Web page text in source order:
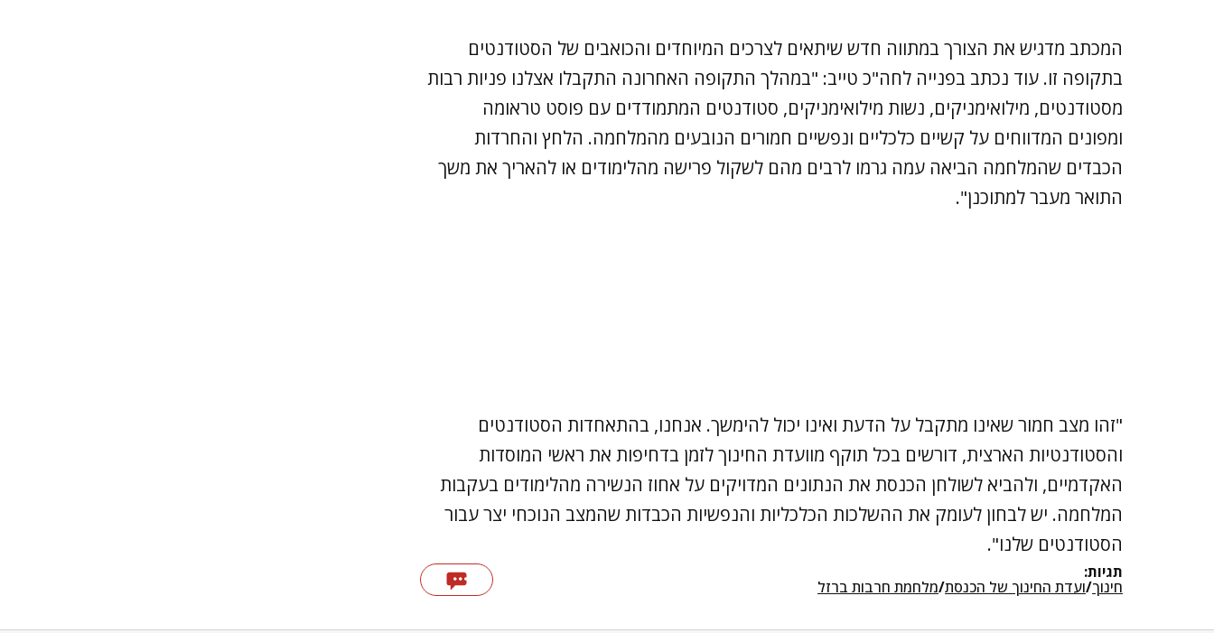
המכתב מדגיש את הצורך במתווה חדש שיתאים לצרכים המיוחדים והכואבים של הסטודנטים
בתקופה זו. עוד נכתב בפנייה לחה"כ טייב: "במהלך התקופה האחרונה התקבלו אצלנו פניות רבות
מסטודנטים, מילואימניקים, נשות מילואימניקים, סטודנטים המתמודדים עם פוסט טראומה
ומפונים המדווחים על קשיים כלכליים ונפשיים חמורים הנובעים מהמלחמה. הלחץ והחרדות
הכבדים שהמלחמה הביאה עמה גרמו לרבים מהם לשקול פרישה מהלימודים או להאריך את משך
התואר מעבר למתוכנן".
"זהו מצב חמור שאינו מתקבל על הדעת ואינו יכול להימשך. אנחנו, בהתאחדות הסטודנטים
והסטודנטיות הארצית, דורשים בכל תוקף מוועדת החינוך לזמן בדחיפות את ראשי המוסדות
האקדמיים, ולהביא לשולחן הכנסת את הנתונים המדויקים על אחוז הנשירה מהלימודים בעקבות
המלחמה. יש לבחון לעומק את ההשלכות הכלכליות והנפשיות הכבדות שהמצב הנוכחי יצר עבור
הסטודנטים שלנו".
תגיות:
חינוך/ועדת החינוך של הכנסת/מלחמת חרבות ברזל